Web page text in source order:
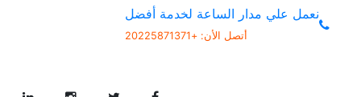
نعمل علي مدار الساعة لخدمة أفضل
أتصل الأن: +20225871371